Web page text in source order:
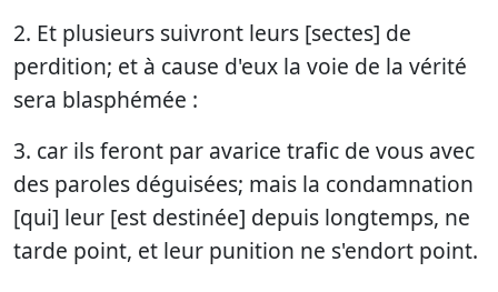
2. Et plusieurs suivront leurs [sectes] de
perdition; et à cause d'eux la voie de la vérité
sera blasphémée :
3. car ils feront par avarice trafic de vous avec
des paroles déguisées; mais la condamnation
[qui] leur [est destinée] depuis longtemps, ne
tarde point, et leur punition ne s'endort point.